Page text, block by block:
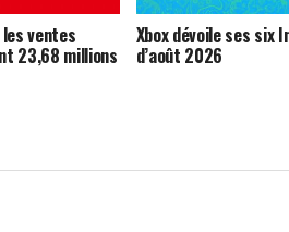
ventes
23,68 millions
Xbox dévoile ses six
d’août 2026